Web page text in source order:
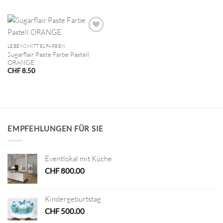
LEBENSMITTELFARBEN
Sugarflair Paste Farbe Pastell
ORANGE
CHF8.50
EMPFEHLUNGEN FÜR SIE
Eventlokal mit Küche
CHF800.00
Kindergeburtstag
CHF500.00